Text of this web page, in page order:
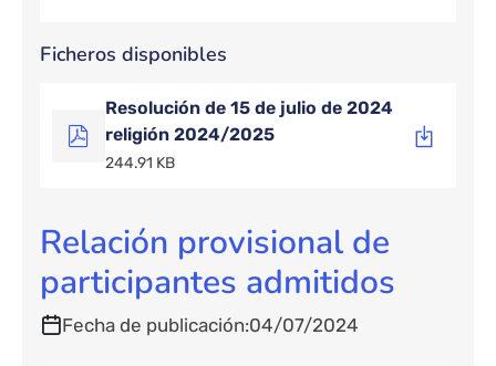
Ficheros disponibles
Resolución de 15 de julio de 2024
religión 2024/2025
244.91 KB
Relación provisional de
participantes admitidos
Fecha de publicación 04/07/2024